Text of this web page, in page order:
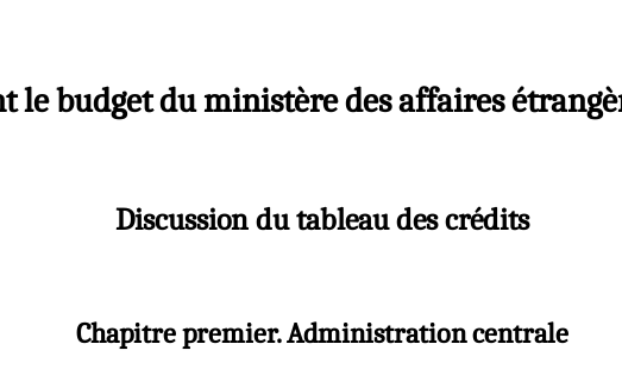
le budget du ministère des affaires
Discussion du tableau des crédits
Chapitre premier. Administration centrale